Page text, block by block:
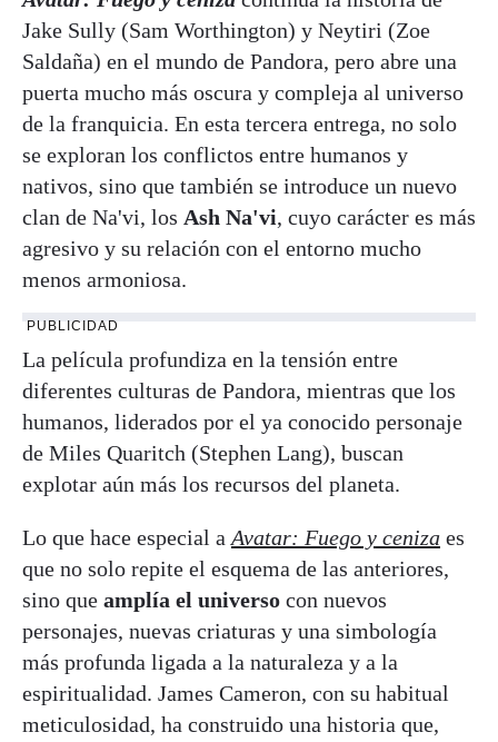
Jake Sully (Sam Worthington) y Neytiri (Zoe
Saldaña) en el mundo de Pandora, pero abre una
puerta mucho más oscura y compleja al universo
de la franquicia. En esta tercera entrega, no solo
se exploran los conflictos entre humanos y
nativos, sino que también se introduce un nuevo
clan de Na'vi, los Ash Na'vi, cuyo carácter es más
agresivo y su relación con el entorno mucho
menos armoniosa.
PUBLICIDAD
La película profundiza en la tensión entre
diferentes culturas de Pandora, mientras que los
humanos, liderados por el ya conocido personaje
de Miles Quaritch (Stephen Lang), buscan
explotar aún más los recursos del planeta.
Lo que hace especial a Avatar: Fuego y ceniza es
que no solo repite el esquema de las anteriores,
sino que amplía el universo con nuevos
personajes, nuevas criaturas y una simbología
más profunda ligada a la naturaleza y a la
espiritualidad. James Cameron, con su habitual
meticulosidad, ha construido una historia que,